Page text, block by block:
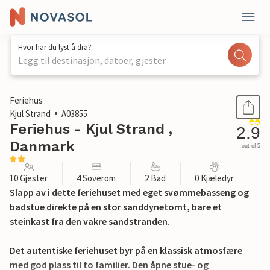
Hvor har du lyst å dra?
Legg til destinasjon, datoer, gjester
1 / 33
Feriehus
Kjul Strand
A03855
Feriehus - Kjul Strand ,
Danmark
2.9
out of 5
10 Gjester 4 Soverom 2 Bad 0 Kjæledyr
Slapp av i dette feriehuset med eget svømmebasseng og
badstue direkte på en stor sanddynetomt, bare et
steinkast fra den vakre sandstranden.
Det autentiske feriehuset byr på en klassisk atmosfære
med god plass til to familier. Den åpne stue- og